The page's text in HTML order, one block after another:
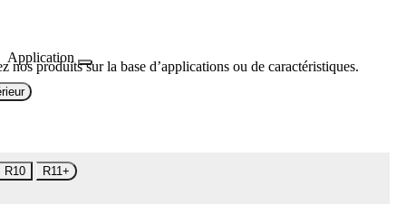
Application
nos produits sur la base d’applications ou de caractéristiques.
R10 R11+